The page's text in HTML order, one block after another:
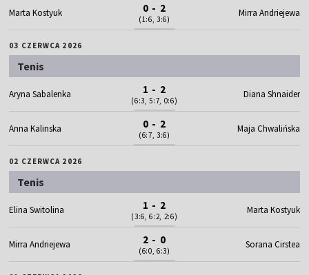
Marta Kostyuk 0 - 2
(1:6, 3:6)
Mirra Andriejewa
03 CZERWCA 2026
Tenis
Aryna Sabalenka 1 - 2
(6:3, 5:7, 0:6)
Diana Shnaider
Anna Kalinska 0 - 2
(6:7, 3:6)
Maja Chwalińska
02 CZERWCA 2026
Tenis
Elina Switolina 1 - 2
(3:6, 6:2, 2:6)
Marta Kostyuk
Mirra Andriejewa 2 - 0
(6:0, 6:3)
Sorana Cirstea